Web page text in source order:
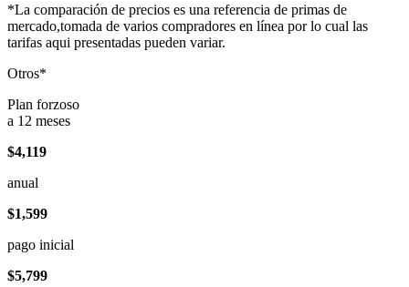
*La comparación de precios es una referencia de primas de
mercado,tomada de varios compradores en línea por lo cual las
tarifas aqui presentadas pueden variar.
Otros*
Plan forzoso
a 12 meses
$4,119
anual
$1,599
pago inicial
$5,799